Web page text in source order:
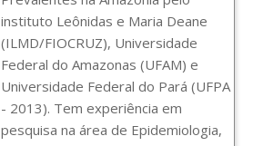
instituto Leônidas e Maria Deane
(ILMD/FIOCRUZ), Universidade
Federal do Amazonas (UFAM) e
Universidade Federal do Pará (UFPA
- 2013). Tem experiência em
pesquisa na área de Epidemiologia,